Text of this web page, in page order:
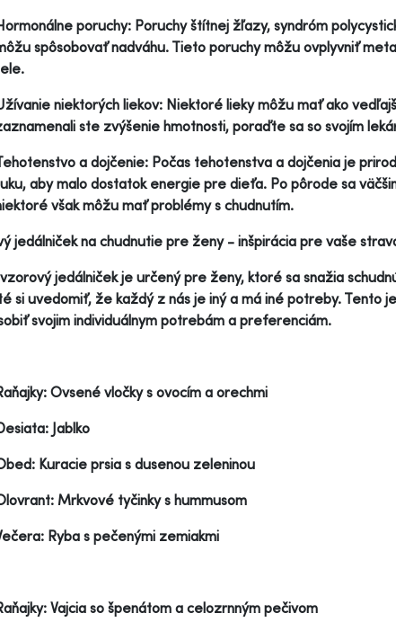
poruchy: Poruchy štítnej žľazy, syndróm
spôsobovať nadváhu. Tieto poruchy môžu ovplyvniť
niektorých liekov: Niektoré lieky môžu mať ako
ste zvýšenie hmotnosti, poraďte sa so svojím
a dojčenie: Počas tehotenstva a dojčenia je
aby malo dostatok energie pre dieťa. Po pôrode sa
však môžu mať problémy s chudnutím.
jedálniček na chudnutie pre ženy - inšpirácia pre vaše
jedálniček je určený pre ženy, ktoré sa snažia
si uvedomiť, že každý z nás je iný a má iné potreby. Tento
svojim individuálnym potrebám a preferenciám.
Ovsené vločky s ovocím a orechmi
Jablko
Kuracie prsia s dusenou zeleninou
Mrkvové tyčinky s hummusom
Ryba s pečenými zemiakmi
Vajcia so špenátom a celozrnným pečivom